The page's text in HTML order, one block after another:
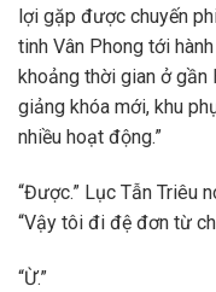
lợi gặp được chuyến
tinh Vân Phong tới
khoảng thời gian ở
giảng khóa mới, khu
nhiều hoạt động.”
“Được.” Lục Tẫn Triêu
“Vậy tôi đi đệ đơn từ
“Ừ.”